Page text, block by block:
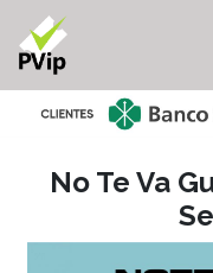
No Te Va